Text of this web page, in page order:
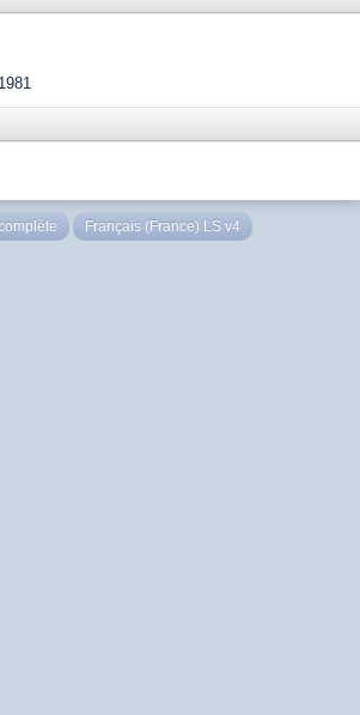
Français (France) LS v4